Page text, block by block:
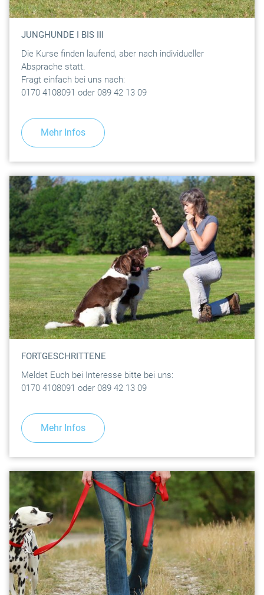
JUNGHUNDE I BIS III
Die Kurse finden laufend, aber nach individueller
Absprache statt.
Fragt einfach bei uns nach:
0170 4108091 oder 089 42 13 09
Mehr Infos
FORTGESCHRITTENE
Meldet Euch bei Interesse bitte bei uns:
0170 4108091 oder 089 42 13 09
Mehr Infos